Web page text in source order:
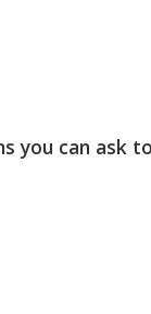
you can ask